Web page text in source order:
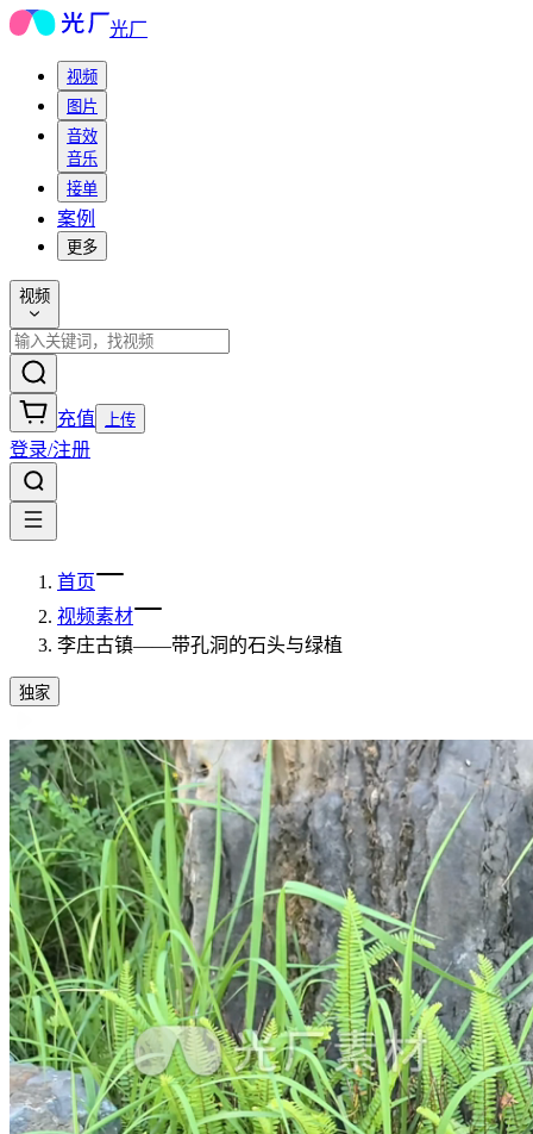
光厂
视频
图片
音效
音乐
接单
案例
更多
视频
充值 上传
登录/注册
首页
视频素材
李庄古镇——带孔洞的石头与绿植
独家